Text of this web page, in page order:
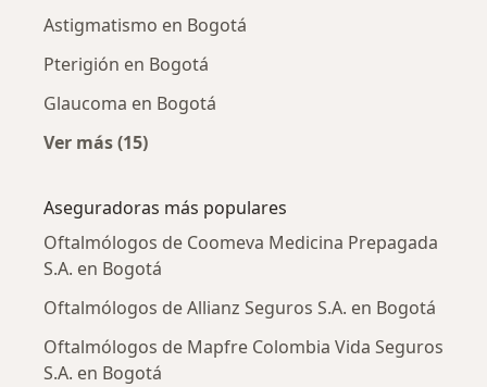
Astigmatismo en Bogotá
Pterigión en Bogotá
Glaucoma en Bogotá
Ver más (15)
Aseguradoras más populares
Oftalmólogos de Coomeva Medicina Prepagada
S.A. en Bogotá
Oftalmólogos de Allianz Seguros S.A. en Bogotá
Oftalmólogos de Mapfre Colombia Vida Seguros
S.A. en Bogotá